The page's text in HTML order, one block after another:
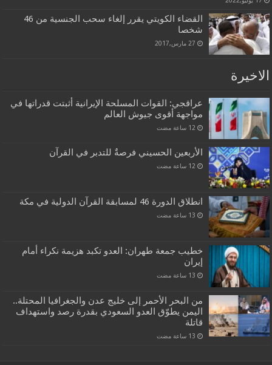
القضاء الكويتي يقرر إلغاء سحب الجنسية من 46
شخصا
27 مارس,2017
الاخيرة
عراقجي: القوات المسلحة الإيرانية أثبتت قدراتها في
مواجهة أقوى جيوش العالم
الأربعين الحسيني فرصةٌ للتدبر في القرآن
انطلاق الدورة 46 لمسابقة القرآن الدولية في مكة
خطيب جمعة طهران: العدو تكبد هزيمة نكراء أمام
إيران
من البحر الأحمر إلى خليج عدن والجغرافيا المحتلة..
اليمن يطوّق العدو السعودي بقدرة رصد واستهداف
قاتلة